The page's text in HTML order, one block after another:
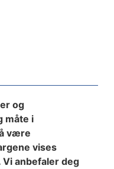
og
måte i
være
vises
anbefaler deg